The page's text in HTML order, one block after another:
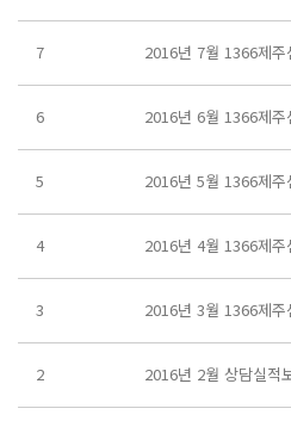
7 2016년 7월 1366제주
6 2016년 6월 1366제주
5 2016년 5월 1366제주
4 2016년 4월 1366제주
3 2016년 3월 1366제주
2 2016년 2월 상담실적